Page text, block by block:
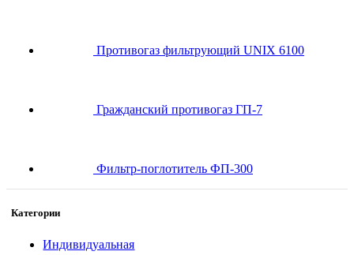
Противогаз фильтрующий UNIX 6100
Гражданский противогаз ГП-7
Фильтр-поглотитель ФП-300
Категории
Индивидуальная